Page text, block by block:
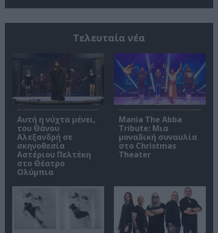
Τελευταία νέα
Αυτή η νύχτα μένει,
του Θάνου
Αλεξανδρή σε
σκηνοθεσία
Αστέριου Πελτέκη
στο Θέατρο
Ολύμπια
Mania The Abba
Tribute: Μια
μοναδική συναυλία
στο Christmas
Theater